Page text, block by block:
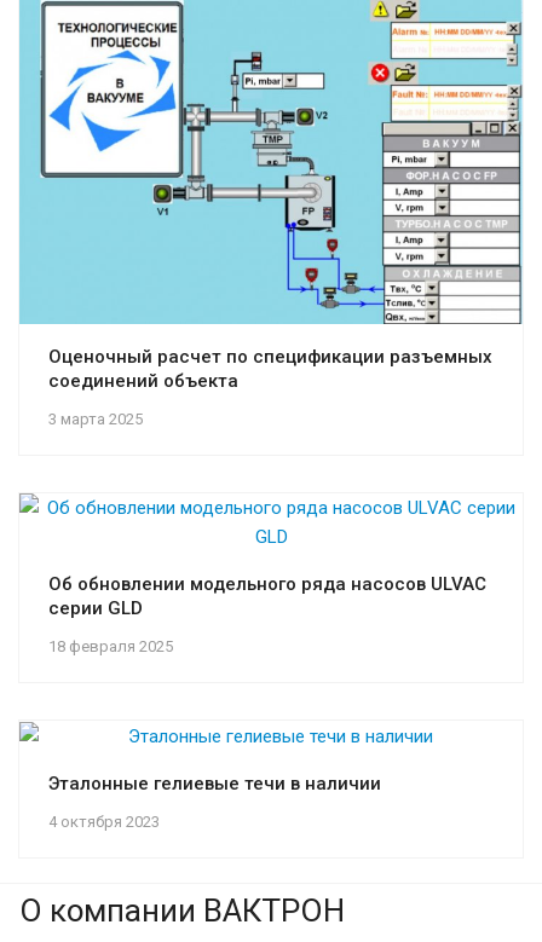
3 марта 2025
Оценочный расчет по спецификации разъемных
соединений объекта
18 февраля 2025
Об обновлении модельного ряда насосов ULVAC
серии GLD
4 октября 2023
Эталонные гелиевые течи в наличии
О компании ВАКТРОН